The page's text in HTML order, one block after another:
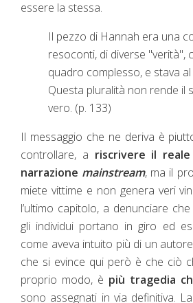
essere la stessa.
Il pezzo di Hannah era una
resoconti, di diverse "verità",
quadro complesso, e stava
Questa pluralità non rende il
vero. (p. 133)
Il messaggio che ne deriva è
controllare, a riscrivere il reale
narrazione mainstream, ma il
miete vittime e non genera veri
l’ultimo capitolo, a denunciare che
gli individui portano in giro ed
come aveva intuito più di un
che si evince qui però è che ciò
proprio modo, è più tragedia
sono assegnati in via definitiva.